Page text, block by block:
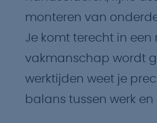
monteren van
Je komt terecht in
vakmanschap wordt
werktijden weet je
balans tussen werk en